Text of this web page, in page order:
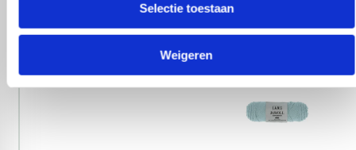
Selectie toestaan
Weigeren
358